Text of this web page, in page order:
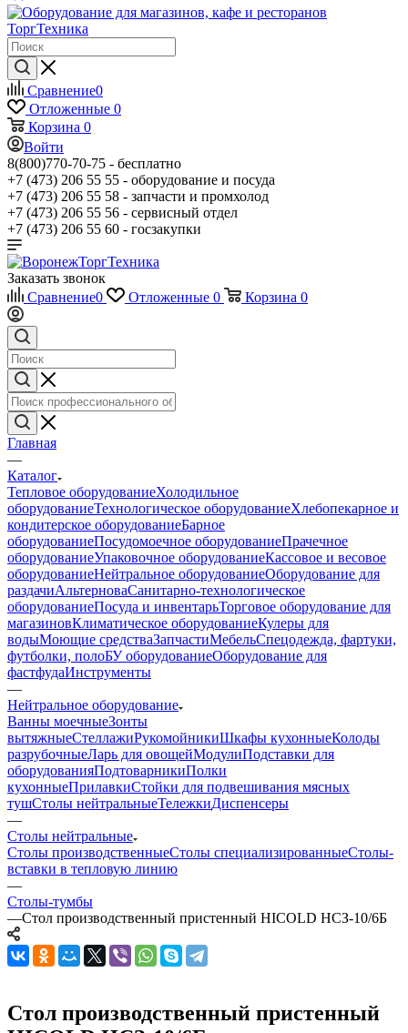
Сравнение0
Отложенные 0
Корзина 0
Войти
8(800)770-70-75 - бесплатно
+7 (473) 206 55 55 - оборудование и посуда
+7 (473) 206 55 58 - запчасти и промхолод
+7 (473) 206 55 56 - сервисный отдел
+7 (473) 206 55 60 - госзакупки
Заказать звонок
Сравнение0 Отложенные 0 Корзина 0
Главная
—
Каталог
Тепловое оборудованиеХолодильное
оборудованиеТехнологическое оборудованиеХлебопекарное и
кондитерское оборудованиеБарное
оборудованиеПосудомоечное оборудованиеПрачечное
оборудованиеУпаковочное оборудованиеКассовое и весовое
оборудованиеНейтральное оборудованиеОборудование для
раздачиАльтерноваСанитарно-технологическое
оборудованиеПосуда и инвентарьТорговое оборудование для
магазиновКлиматическое оборудованиеКулеры для
водыМоющие средстваЗапчастиМебельСпецодежда, фартуки,
футболки, полоБУ оборудованиеОборудование для
фастфудаИнструменты
—
Нейтральное оборудование
Ванны моечныеЗонты
вытяжныеСтеллажиРукомойникиШкафы кухонныеКолоды
разрубочныеЛарь для овощейМодулиПодставки для
оборудованияПодтоварникиПолки
кухонныеПрилавкиСтойки для подвешивания мясных
тушСтолы нейтральныеТележкиДиспенсеры
—
Столы нейтральные
Столы производственныеСтолы специализированныеСтолы-
вставки в тепловую линию
—
Столы-тумбы
—Стол производственный пристенный HICOLD НСЗ-10/6Б
Стол производственный пристенный